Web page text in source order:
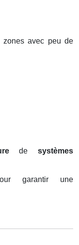
zones avec peu de
desystèmes
garantir une